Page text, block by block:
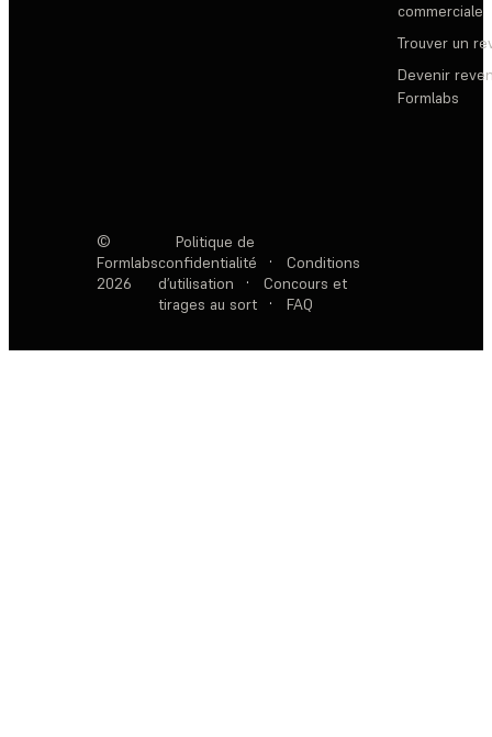
commerciale
Trouver un
Devenir
Formlabs
©
Formlabs
2026
Politique de
confidentialité
·
Conditions
d’utilisation
·
Concours et
tirages au sort
· FAQ